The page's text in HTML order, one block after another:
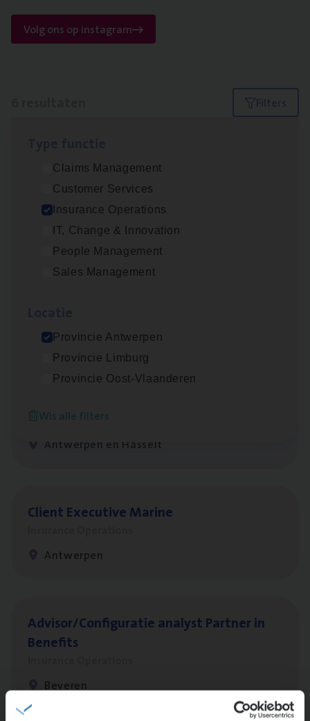
Volg ons op instagram
Filters
Claims Management
Customer Services
Insurance Operations
IT, Change & Innovation
People Management
Sales Management
Provincie Antwerpen
Provincie Limburg
Provincie Oost-Vlaanderen
Wis alle filters
Dos­sier­be­heer­der Gewaar­borgd Inkomen
Insurance Operations
Antwerpen
Dos­sier­be­heer­der Onder­ne­min­gen Van­b­
Mechelen
Insurance Operations
Antwerpen en Hasselt
Client Exe­cu­ti­ve Marine
Antwerpen
Advisor/​Configuratie ana­lyst Part­ner in
Benefits
Beveren